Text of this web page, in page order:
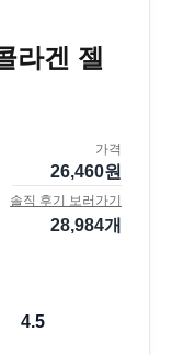
라겐 젤
가격
26,460원
솔직 후기 보러가기
28,984개
4.5